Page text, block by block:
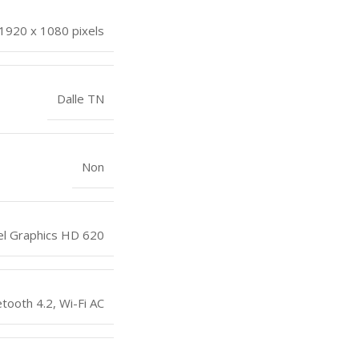
1920 x 1080 pixels
Dalle TN
Non
Graphics HD 620
4.2, Wi-Fi AC